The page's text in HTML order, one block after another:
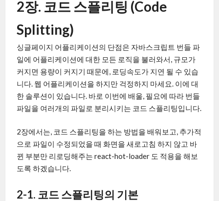
2장. 코드 스플리팅 (Code
Splitting)
싱글페이지 어플리케이션의 단점은 자바스크립트 번들 파
일에 어플리케이션에 대한 모든 로직을 불러와서, 규모가
커지면 용량이 커지기 때문에, 로딩속도가 지연 될 수 있습
니다. 웹 어플리케이션을 하지만 걱정하지 마세요. 이에 대
한 솔루션이 있습니다. 바로 이번에 배울, 필요에 따라 번들
파일을 여러개의 파일로 분리시키는 코드 스플리팅입니다.
2장에서는, 코드 스플리팅을 하는 방법을 배워보고, 추가적
으로 파일이 수정되었을 때 화면을 새로고침 하지 않고 바
뀐 부분만 리로딩해주는 react-hot-loader 도 적용을 해보
도록 하겠습니다.
2-1. 코드 스플리팅의 기본